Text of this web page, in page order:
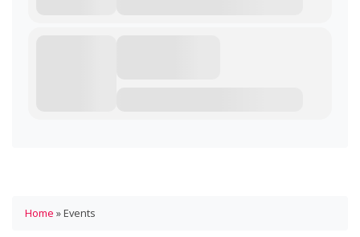
Home »Events